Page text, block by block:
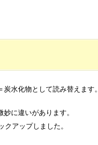
水化物として読み替えます。
に違いがあります。
アップしました。